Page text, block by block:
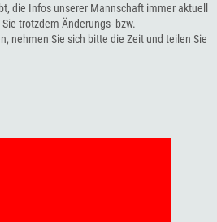
die Infos unserer Mannschaft immer aktuell
trotzdem Änderungs- bzw.
nehmen Sie sich bitte die Zeit und teilen Sie